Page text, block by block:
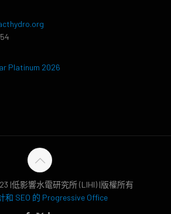
|低影響水電研究所 (LIHI) |版權所有
和 SEO 的 Progressive Office